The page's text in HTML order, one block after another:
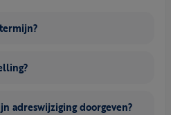
adreswijziging doorgeven?